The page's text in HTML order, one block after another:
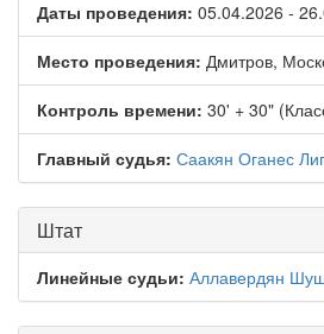
Даты проведения: 05.04.2026 -
Место проведения: Дмитров,
Контроль времени: 30' + 30"
Главный судья: Саакян Оганес
Штат
Линейные судьи: Аллавердян